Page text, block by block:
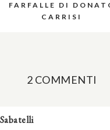
FARFALLE DI
CARRISI
2 COMMENTI